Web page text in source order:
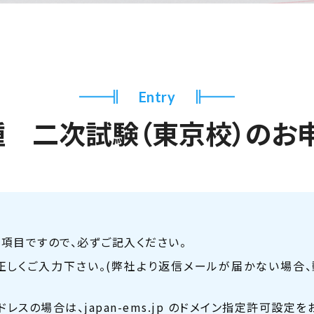
Entry
二次試験（東京校）のお
目ですので、必ずご記入ください。
くご入力下さい。(弊社より返信メールが届かない場合
スの場合は、japan-ems.jp のドメイン指定許可設定を